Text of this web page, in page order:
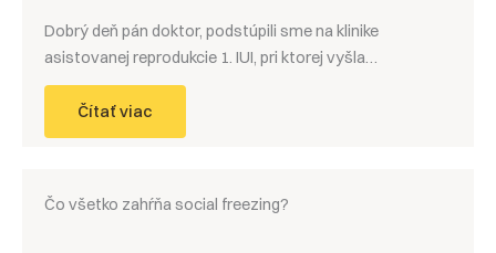
Dobrý deň pán doktor, podstúpili sme na klinike
asistovanej reprodukcie 1. IUI, pri ktorej vyšla…
Čítať viac
Čo všetko zahŕňa social freezing?